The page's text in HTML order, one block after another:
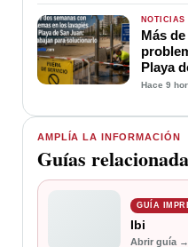
AMPLÍA LA INFORMACIÓN
Guías
GUÍA
Ibi
Abrir guía →
Más
Playa
para
Hace 9